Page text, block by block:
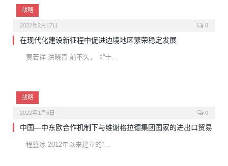
战略
2022年2月17日 0
在现代化建设新征程中促进边境地区繁荣稳定发展
贾若祥 洪晓青 前不久，《“十…
战略
2022年1月6日 0
中国—中东欧合作机制下与维谢格拉德集团国家的进出口贸易
程鉴冰 2012年以来建立的“…